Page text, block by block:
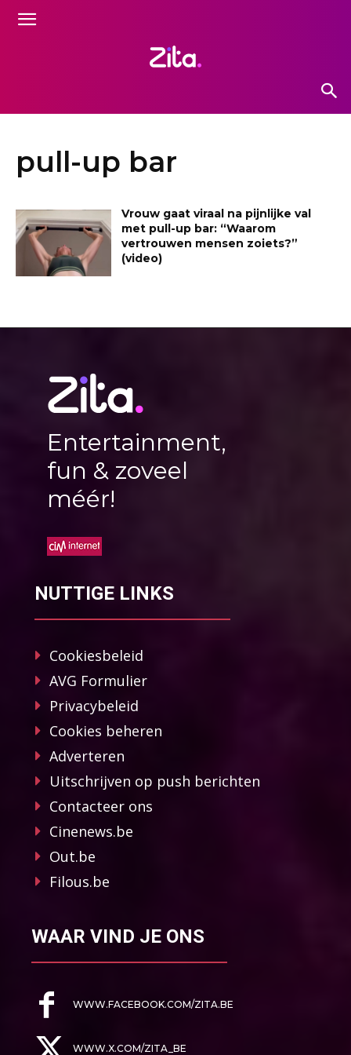
pull-up bar
Vrouw gaat viraal na pijnlijke val
met pull-up bar: “Waarom
vertrouwen mensen zoiets?”
(video)
Entertainment,
fun & zoveel
méér!
NUTTIGE LINKS
Cookiesbeleid
AVG Formulier
Privacybeleid
Cookies beheren
Adverteren
Uitschrijven op push berichten
Contacteer ons
Cinenews.be
Out.be
Filous.be
WAAR VIND JE ONS
WWW.FACEBOOK.COM/ZITA.BE
WWW.X.COM/ZITA_BE